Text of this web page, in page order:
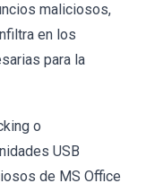
maliciosos,
en los
para la
o
USB
de MS Office